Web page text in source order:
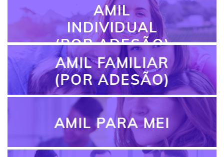
AMIL
INDIVIDUAL
(POR ADESÃO)
AMIL FAMILIAR
(POR ADESÃO)
AMIL PARA MEI